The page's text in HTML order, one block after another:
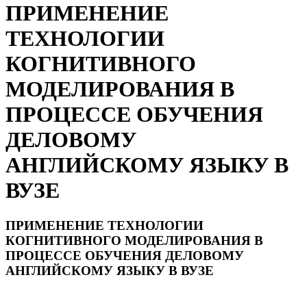
ПРИМЕНЕНИЕ
ТЕХНОЛОГИИ
КОГНИТИВНОГО
МОДЕЛИРОВАНИЯ В
ПРОЦЕССЕ ОБУЧЕНИЯ
ДЕЛОВОМУ
АНГЛИЙСКОМУ ЯЗЫКУ В
ВУЗЕ
ПРИМЕНЕНИЕ ТЕХНОЛОГИИ
КОГНИТИВНОГО МОДЕЛИРОВАНИЯ В
ПРОЦЕССЕ ОБУЧЕНИЯ ДЕЛОВОМУ
АНГЛИЙСКОМУ ЯЗЫКУ В ВУЗЕ